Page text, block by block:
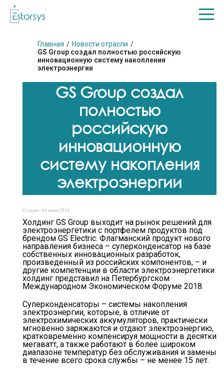
Главная / Новости отрасли /
GS Group создал полностью российскую
инновационную систему накопления
электроэнергии
GS Group создал
полностью
российскую
инновационную
систему накопления
электроэнергии
Создано: 04 июня 2018
Холдинг GS Group выходит на рынок решений для
электроэнергетики с портфелем продуктов под
брендом GS Electric. Флагманский продукт нового
направления бизнеса – суперконденсатор на базе
собственных инновационных разработок,
произведенный из российских компонентов, – и
другие компетенции в области электроэнергетики
холдинг представил на Петербургском
Международном Экономическом Форуме 2018.
Суперконденсаторы – системы накопления
электроэнергии, которые, в отличие от
электрохимических аккумуляторов, практически
мгновенно заряжаются и отдают электроэнергию,
кратковременно компенсируя мощности в десятки
мегаватт, а также работают в более широком
диапазоне температур без обслуживания и замены
в течение всего срока службы – не менее 15 лет.